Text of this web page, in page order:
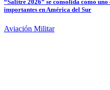
“Salitre 2026” se consolida como
importantes en América del Sur
Aviación Militar